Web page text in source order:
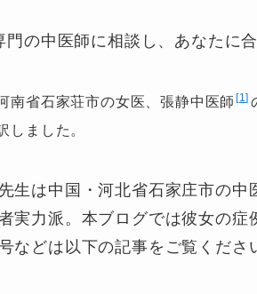
門の中医師に相談し、あなたに
南省石家荘市の女医、張静中医師 1
しました。
生は中国・河北省石家庄市の
実力派。本ブログでは彼女の
などは以下の記事をご覧くださ